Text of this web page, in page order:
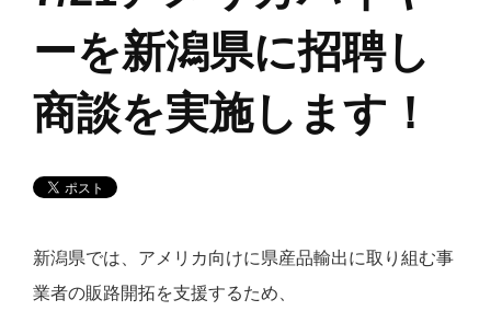
ーを新潟県に招聘し
商談を実施します！
新潟県では、アメリカ向けに県産品輸出に取り組む事
業者の販路開拓を支援するため、